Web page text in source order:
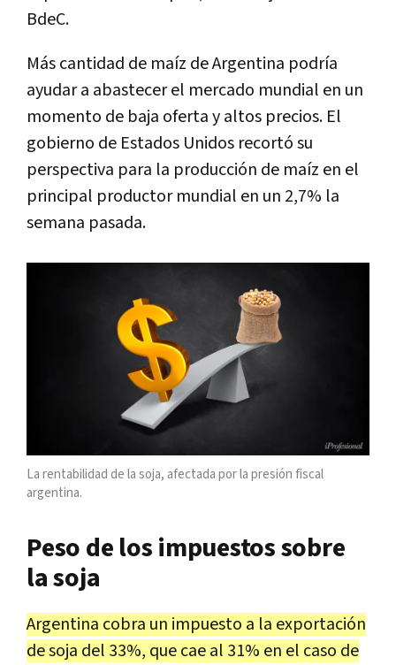
BdeC.
Más cantidad de maíz de Argentina podría
ayudar a abastecer el mercado mundial en un
momento de baja oferta y altos precios. El
gobierno de Estados Unidos recortó su
perspectiva para la producción de maíz en el
principal productor mundial en un 2,7% la
semana pasada.
La rentabilidad de la soja, afectada por la presión fiscal
argentina.
Peso de los impuestos sobre
la soja
Argentina cobra un impuesto a la exportación
de soja del 33%, que cae al 31% en el caso de